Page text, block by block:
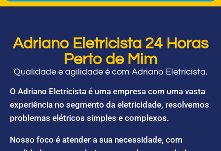
Adriano Eletricista 24 Horas
Perto de Mim
Qualidade e agilidade é com Adriano Eletricista.
O Adriano Eletricista é uma empresa com uma vasta
experiência no segmento da eletricidade, resolvemos
problemas elétricos simples e complexos.
Nosso foco é atender a sua necessidade, com